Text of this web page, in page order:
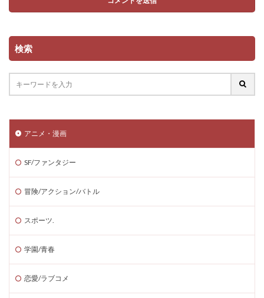
検索
アニメ・漫画
SF/ファンタジー
冒険/アクション/バトル
スポーツ.
学園/青春
恋愛/ラブコメ